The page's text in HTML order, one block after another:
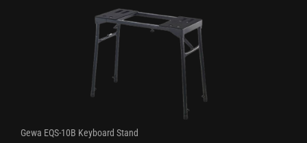
Gewa EQS-10B Keyboard Stand